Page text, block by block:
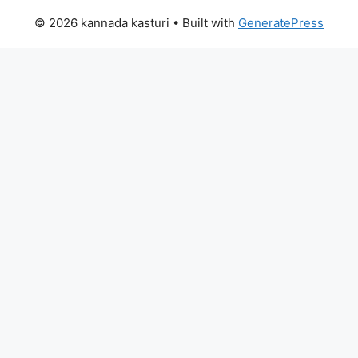
© 2026 kannada kasturi • Built with GeneratePress